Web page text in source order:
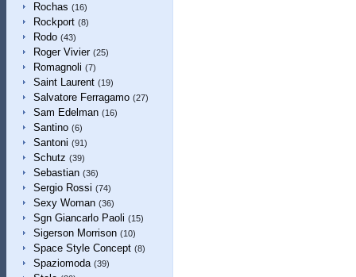
Rochas (16)
Rockport (8)
Rodo (43)
Roger Vivier (25)
Romagnoli (7)
Saint Laurent (19)
Salvatore Ferragamo (27)
Sam Edelman (16)
Santino (6)
Santoni (91)
Schutz (39)
Sebastian (36)
Sergio Rossi (74)
Sexy Woman (36)
Sgn Giancarlo Paoli (15)
Sigerson Morrison (10)
Space Style Concept (8)
Spaziomoda (39)